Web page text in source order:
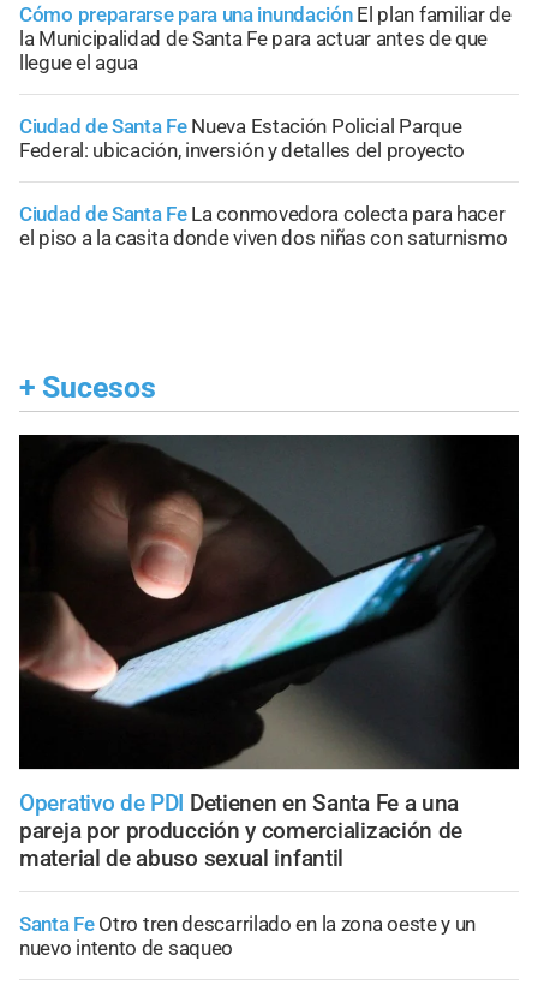
Cómo prepararse para una inundación El plan familiar de
la Municipalidad de Santa Fe para actuar antes de que
llegue el agua
Ciudad de Santa Fe Nueva Estación Policial Parque
Federal: ubicación, inversión y detalles del proyecto
Ciudad de Santa Fe La conmovedora colecta para hacer
el piso a la casita donde viven dos niñas con saturnismo
+ Sucesos
Operativo de PDI Detienen en Santa Fe a una
pareja por producción y comercialización de
material de abuso sexual infantil
Santa Fe Otro tren descarrilado en la zona oeste y un
nuevo intento de saqueo